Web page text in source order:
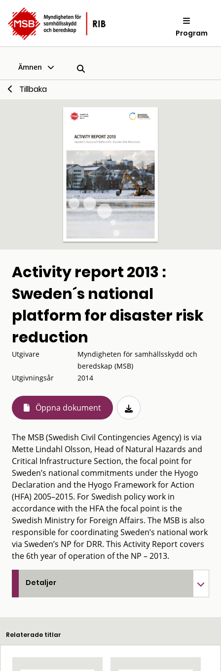
Program
Ämnen
Tillbaka
Activity report 2013 :
Sweden´s national
platform for disaster risk
reduction
Utgivare
Myndigheten för samhällsskydd och
beredskap (MSB)
Utgivningsår
2014
Öppna dokument
The MSB (Swedish Civil Contingencies Agency) is via
Mette Lindahl Olsson, Head of Natural Hazards and
Critical Infrastructure Section, the focal point for
Sweden’s national commitments under the Hyogo
Declaration and the Hyogo Framework for Action
(HFA) 2005–2015. For Swedish policy work in
accordance with the HFA the focal point is the
Swedish Ministry for Foreign Affairs. The MSB is also
responsible for coordinating Sweden’s national work
via Sweden’s NP for DRR. This Activity Report covers
the 6th year of operation of the NP – 2013.
Detaljer
Relaterade titlar